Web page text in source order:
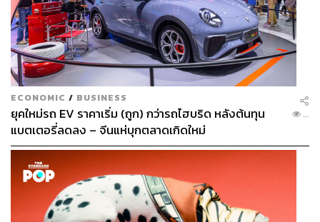
ECONOMIC / BUSINESS
ยุคใหม่รถ EV ราคาเริ่ม (ถูก) กว่ารถไฮบริด หลังต้นทุน
แบตเตอรี่ลดลง – จีนแห่บุกตลาดเกิดใหม่
...